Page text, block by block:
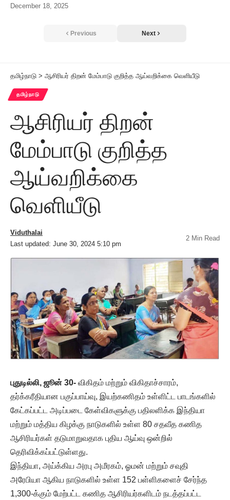
December 18, 2025
Previous Next
தமிழ்நாடு > ஆசிரியர் திறன் மேம்பாடு குறித்த ஆய்வறிக்கை வெளியீடு
தமிழ்நாடு
ஆசிரியர் திறன்
மேம்பாடு குறித்த
ஆய்வறிக்கை
வெளியீடு
Last updated: June 30, 2024 5:10 pm
Viduthalai
2 Min Read
புதுடில்லி, ஜூன் 30- விகிதம் மற்றும் விகிதாச்சாரம்,
தர்க்கரீதியான பகுப்பாய்வு, இயற்கணிதம் உள்ளிட்ட பாடங்களில்
கேட்கப்பட்ட அடிப்படை கேள்விகளுக்கு பதிலளிக்க இந்தியா
மற்றும் மத்திய கிழக்கு நாடுகளில் உள்ள 80 சதவீத கணித
ஆசிரியர்கள் தடுமாறுவதாக புதிய ஆய்வு ஒன்றில்
தெரிவிக்கப்பட்டுள்ளது.
இந்தியா, அய்க்கிய அரபு அமீரகம், ஓமன் மற்றும் சவுதி
அரேபியா ஆகிய நாடுகளில் உள்ள 152 பள்ளிகளைச் சேர்ந்த
1,300-க்கும் மேற்பட்ட கணித ஆசிரியர்களிடம் நடத்தப்பட்ட